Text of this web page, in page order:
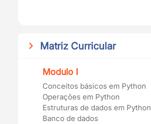
Matriz Curricular
Modulo I
Conceitos básicos em Python
Operações em Python
Estruturas de dados em Python
Banco de dados